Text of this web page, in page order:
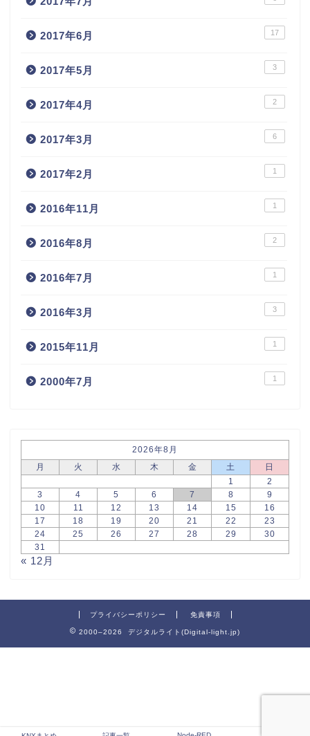
2017年6月 17
2017年5月 3
2017年4月 2
2017年3月 6
2017年2月 1
2016年11月 1
2016年8月 2
2016年7月 1
2016年3月 3
2015年11月 1
2000年7月 1
2026年8月
月
火 水 木 金 土
日
1
2
3
4 5 6 7 8
9
10
11 12 13 14 15
16
17
18 19 20 21 22
23
24
25 26 27 28 29
30
31
« 12月
プライバシーポリシー 免責事項
2000–2026 デジタルライト(Digital-light.jp)